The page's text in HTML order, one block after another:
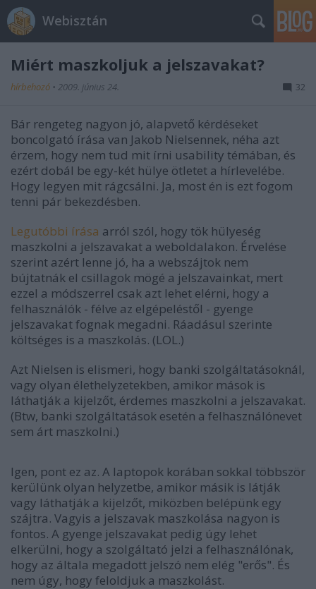
Webisztán
Miért maszkoljuk a jelszavakat?
hírbehozó • 2009. június 24. 32
Bár rengeteg nagyon jó, alapvető kérdéseket
boncolgató írása van Jakob Nielsennek, néha azt
érzem, hogy nem tud mit írni usability témában, és
ezért dobál be egy-két hülye ötletet a hírlevelébe.
Hogy legyen mit rágcsálni. Ja, most én is ezt fogom
tenni pár bekezdésben.
Legutóbbi írása arról szól, hogy tök hülyeség
maszkolni a jelszavakat a weboldalakon. Érvelése
szerint azért lenne jó, ha a webszájtok nem
bújtatnák el csillagok mögé a jelszavainkat, mert
ezzel a módszerrel csak azt lehet elérni, hogy a
felhasználók - félve az elgépeléstől - gyenge
jelszavakat fognak megadni. Ráadásul szerinte
költséges is a maszkolás. (LOL.)
Azt Nielsen is elismeri, hogy banki szolgáltatásoknál,
vagy olyan élethelyzetekben, amikor mások is
láthatják a kijelzőt, érdemes maszkolni a jelszavakat.
(Btw, banki szolgáltatások esetén a felhasználónevet
sem árt maszkolni.)
Igen, pont ez az. A laptopok korában sokkal többször
kerülünk olyan helyzetbe, amikor másik is látják
vagy láthatják a kijelzőt, miközben belépünk egy
szájtra. Vagyis a jelszavak maszkolása nagyon is
fontos. A gyenge jelszavakat pedig úgy lehet
elkerülni, hogy a szolgáltató jelzi a felhasználónak,
hogy az általa megadott jelszó nem elég "erős". És
nem úgy, hogy feloldjuk a maszkolást.